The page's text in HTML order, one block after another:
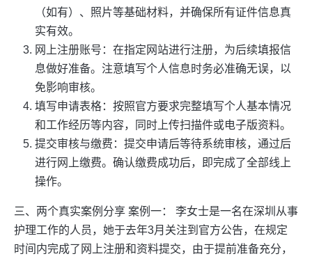
（如有）、照片等基础材料，并确保所有证件信息真
实有效。
网上注册账号：在指定网站进行注册，为后续填报信
息做好准备。注意填写个人信息时务必准确无误，以
免影响审核。
填写申请表格：按照官方要求完整填写个人基本情况
和工作经历等内容，同时上传扫描件或电子版资料。
提交审核与缴费：提交申请后等待系统审核，通过后
进行网上缴费。确认缴费成功后，即完成了全部线上
操作。
三、两个真实案例分享 案例一： 李女士是一名在深圳从事
护理工作的人员，她于去年3月关注到官方公告，在规定
时间内完成了网上注册和资料提交，由于提前准备充分，